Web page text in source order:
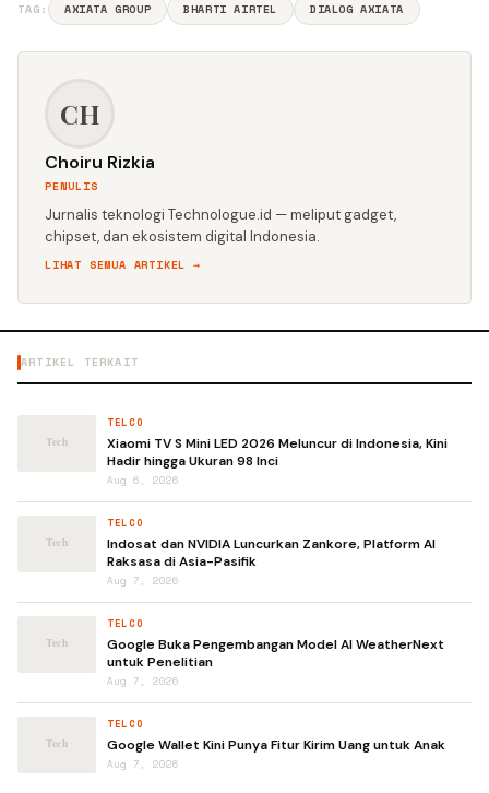
TAG: AXIATA GROUP BHARTI AIRTEL DIALOG AXIATA
CH
Choiru Rizkia
PENULIS
Jurnalis teknologi Technologue.id — meliput gadget,
chipset, dan ekosistem digital Indonesia.
LIHAT SEMUA ARTIKEL →
ARTIKEL TERKAIT
TELCO
Xiaomi TV S Mini LED 2026 Meluncur di Indonesia, Kini
Hadir hingga Ukuran 98 Inci
Aug 6, 2026
TELCO
Indosat dan NVIDIA Luncurkan Zankore, Platform AI
Raksasa di Asia-Pasifik
Aug 7, 2026
TELCO
Google Buka Pengembangan Model AI WeatherNext
untuk Penelitian
Aug 7, 2026
TELCO
Google Wallet Kini Punya Fitur Kirim Uang untuk Anak
Aug 7, 2026